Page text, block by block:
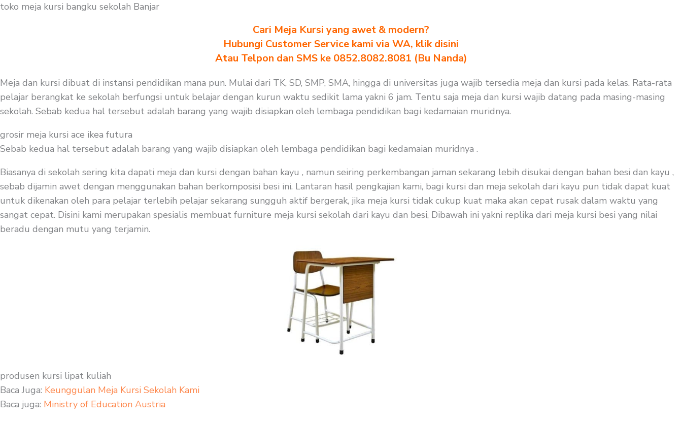
toko meja kursi bangku sekolah Banjar
Cari Meja Kursi yang awet & modern?
Hubungi Customer Service kami via WA, klik disini
Atau Telpon dan SMS ke 0852.8082.8081 (Bu Nanda)
Meja dan kursi dibuat di instansi pendidikan mana pun. Mulai dari TK, SD, SMP, SMA, hingga di universitas juga wajib tersedia meja dan kursi pada kelas. Rata-rata
pelajar berangkat ke sekolah berfungsi untuk belajar dengan kurun waktu sedikit lama yakni 6 jam. Tentu saja meja dan kursi wajib datang pada masing-masing
sekolah. Sebab kedua hal tersebut adalah barang yang wajib disiapkan oleh lembaga pendidikan bagi kedamaian muridnya.
grosir meja kursi ace ikea futura
Sebab kedua hal tersebut adalah barang yang wajib disiapkan oleh lembaga pendidikan bagi kedamaian muridnya .
Biasanya di sekolah sering kita dapati meja dan kursi dengan bahan kayu , namun seiring perkembangan jaman sekarang lebih disukai dengan bahan besi dan kayu ,
sebab dijamin awet dengan menggunakan bahan berkomposisi besi ini. Lantaran hasil pengkajian kami, bagi kursi dan meja sekolah dari kayu pun tidak dapat kuat
untuk dikenakan oleh para pelajar terlebih pelajar sekarang sungguh aktif bergerak, jika meja kursi tidak cukup kuat maka akan cepat rusak dalam waktu yang
sangat cepat. Disini kami merupakan spesialis membuat furniture meja kursi sekolah dari kayu dan besi, Dibawah ini yakni replika dari meja kursi besi yang nilai
beradu dengan mutu yang terjamin.
produsen kursi lipat kuliah
Baca Juga: Keunggulan Meja Kursi Sekolah Kami
Baca juga: Ministry of Education Austria